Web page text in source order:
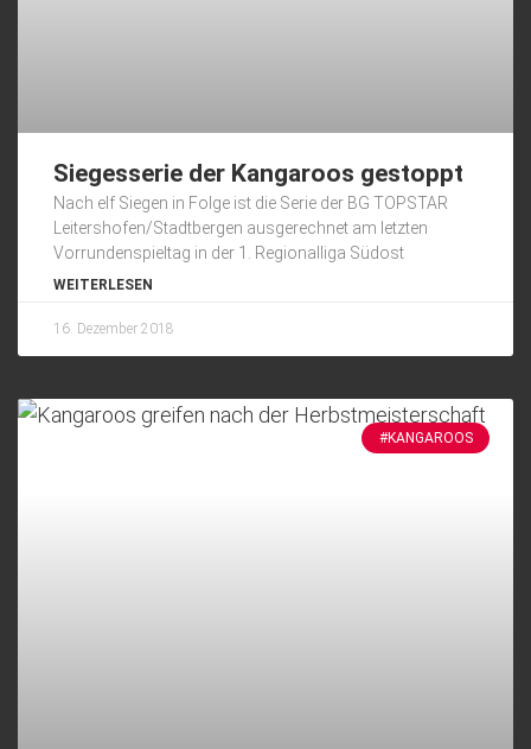
Siegesserie der Kangaroos gestoppt
Nach elf Siegen in Folge ist die Serie der BG TOPSTAR
Leitershofen/Stadtbergen ausgerechnet am letzten
Vorrundenspieltag in der 1. Regionalliga Südost
WEITERLESEN
16. Dezember 2018
#KANGAROOS